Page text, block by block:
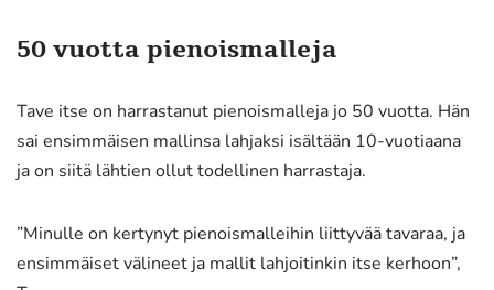
50 vuotta pienoismalleja
Tave itse on harrastanut pienoismalleja jo 50 vuotta. Hän
sai ensimmäisen mallinsa lahjaksi isältään 10-vuotiaana
ja on siitä lähtien ollut todellinen harrastaja.
”Minulle on kertynyt pienoismalleihin liittyvää tavaraa, ja
ensimmäiset välineet ja mallit lahjoitinkin itse kerhoon”,